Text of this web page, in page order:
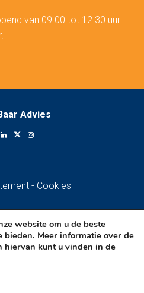
van 09.00 tot 12.30 uur
Advies
- Cookies
website om u de beste
Meer informatie over de
hiervan kunt u vinden in de